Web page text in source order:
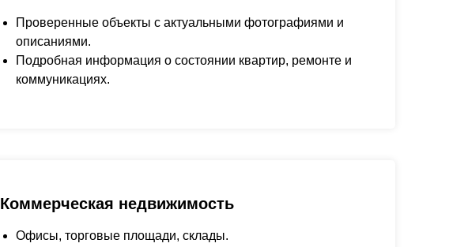
Проверенные объекты с актуальными фотографиями и
описаниями.
Подробная информация о состоянии квартир, ремонте и
коммуникациях.
Коммерческая недвижимость
Офисы, торговые площади, склады.